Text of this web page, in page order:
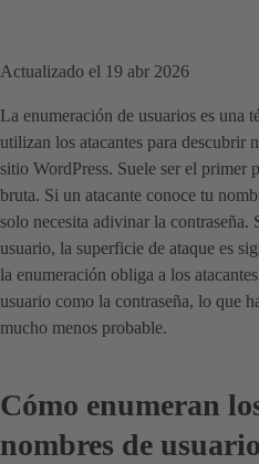
Actualizado el 19 abr 2026
La enumeración de usuarios es una
utilizan los atacantes para descubrir
sitio WordPress. Suele ser el primer
bruta. Si un atacante conoce tu
solo necesita adivinar la contraseña.
usuario, la superficie de ataque es
la enumeración obliga a los
usuario como la contraseña, lo que
mucho menos probable.
Cómo enumeran
nombres de